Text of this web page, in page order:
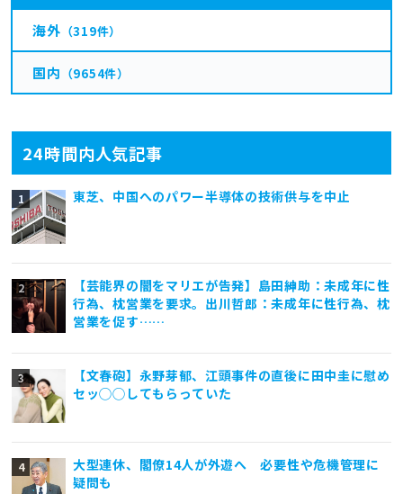
24時間内人気記事
東芝、中国へのパワー半導体の技術供与を中止
【芸能界の闇をマリエが告発】島田紳助：未成年に性
行為、枕営業を要求。出川哲郎：未成年に性行為、枕
営業を促す……
【文春砲】永野芽郁、江頭事件の直後に田中圭に慰め
セッ◯◯してもらっていた
大型連休、閣僚14人が外遊へ 必要性や危機管理に
疑問も
海外 （319件）
国内 （9654件）